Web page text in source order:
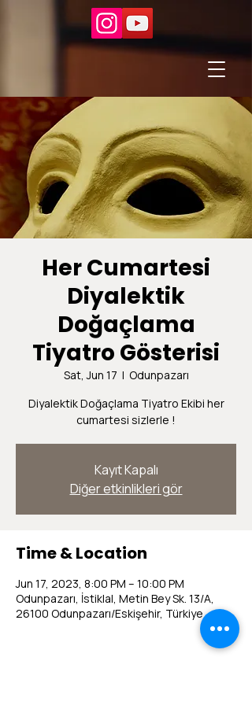
Her Cumartesi
Diyalektik
Doğaçlama
Tiyatro Gösterisi
Sat, Jun 17
  |
Odunpazarı
Diyalektik Doğaçlama Tiyatro Ekibi her
cumartesi sizlerle !
Kayıt Kapalı
Diğer etkinlikleri gör
Time & Location
Jun 17, 2023, 8:00 PM – 10:00 PM
Odunpazarı, İstiklal, Metin Bey Sk. 13/A,
26100 Odunpazarı/Eskişehir, Türkiye